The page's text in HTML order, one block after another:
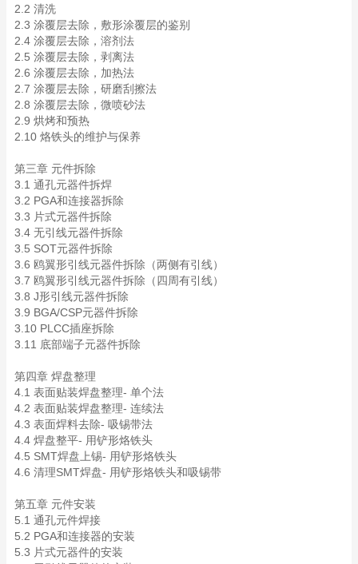
2.2 清洗
2.3 涂覆层去除，敷形涂覆层的鉴别
2.4 涂覆层去除，溶剂法
2.5 涂覆层去除，剥离法
2.6 涂覆层去除，加热法
2.7 涂覆层去除，研磨刮擦法
2.8 涂覆层去除，微喷砂法
2.9 烘烤和预热
2.10 烙铁头的维护与保养
第三章 元件拆除
3.1 通孔元器件拆焊
3.2 PGA和连接器拆除
3.3 片式元器件拆除
3.4 无引线元器件拆除
3.5 SOT元器件拆除
3.6 鸥翼形引线元器件拆除（两侧有引线）
3.7 鸥翼形引线元器件拆除（四周有引线）
3.8 J形引线元器件拆除
3.9 BGA/CSP元器件拆除
3.10 PLCC插座拆除
3.11 底部端子元器件拆除
第四章 焊盘整理
4.1 表面贴装焊盘整理- 单个法
4.2 表面贴装焊盘整理- 连续法
4.3 表面焊料去除- 吸锡带法
4.4 焊盘整平- 用铲形烙铁头
4.5 SMT焊盘上锡- 用铲形烙铁头
4.6 清理SMT焊盘- 用铲形烙铁头和吸锡带
第五章 元件安装
5.1 通孔元件焊接
5.2 PGA和连接器的安装
5.3 片式元器件的安装